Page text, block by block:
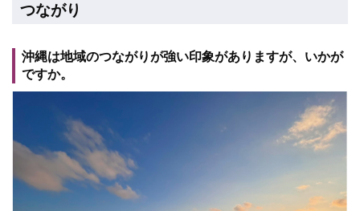
つながり
沖縄は地域のつながりが強い印象がありますが、いかが
ですか。